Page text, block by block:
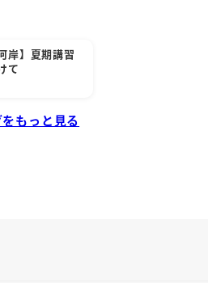
岸】夏期講習
て
もっと見る